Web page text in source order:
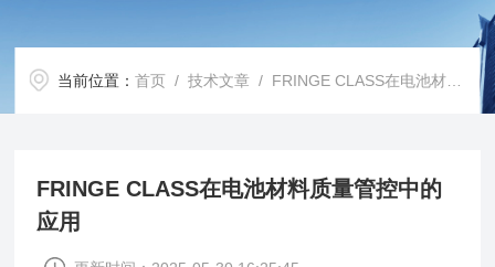
当前位置：首页 /技术文章 / FRINGE CLASS在电池材料质量管控中的应用
FRINGE CLASS在电池材料质量管控中的
应用